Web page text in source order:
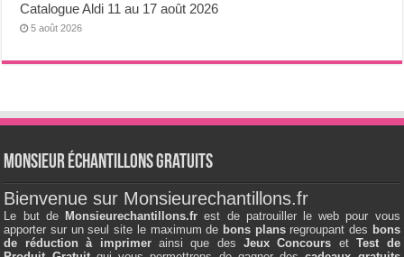
Catalogue Aldi 11 au 17 août 2026
5 août 2026
Monsieur échantillons Gratuits
Bienvenue sur Monsieurechantillons.fr
Le but de Monsieurechantillons.fr est de patrouiller le web pour vous
apporter sur un seul site le maximum de bons plansregroupant des bons
de réduction à imprimerainsi que desJeux Concours etTest de